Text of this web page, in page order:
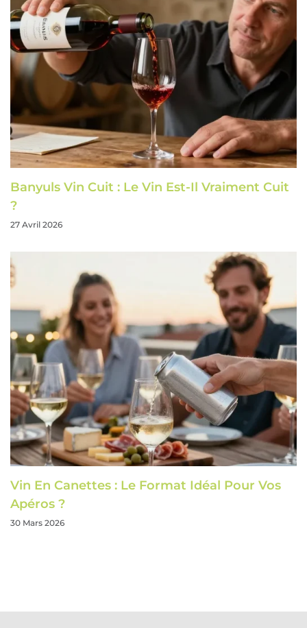
Banyuls Vin Cuit : Le Vin Est-Il Vraiment Cuit
?
27 Avril 2026
Vin En Canettes : Le Format Idéal Pour Vos
Apéros ?
30 Mars 2026